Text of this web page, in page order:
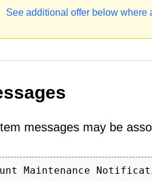
See additional offer below where
messages may be
Maintenance